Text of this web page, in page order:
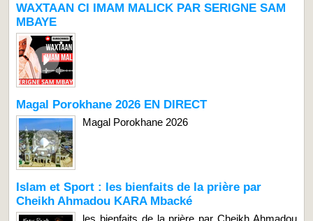
WAXTAAN CI IMAM MALICK PAR SERIGNE SAM
MBAYE
Magal Porokhane 2026 EN DIRECT
Magal Porokhane 2026
Islam et Sport : les bienfaits de la prière par
Cheikh Ahmadou KARA Mbacké
les bienfaits de la prière par Cheikh Ahmadou